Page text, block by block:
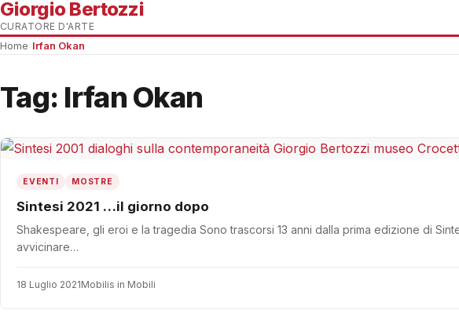
Giorgio Bertozzi
CURATORE D'ARTE
Home Irfan Okan
Tag: Irfan Okan
EVENTI MOSTRE
Sintesi 2021 …il giorno dopo
Shakespeare, gli eroi e la tragedia Sono trascorsi 13 anni dalla prima edizione di
avvicinare…
18 Luglio 2021Mobilis in Mobili